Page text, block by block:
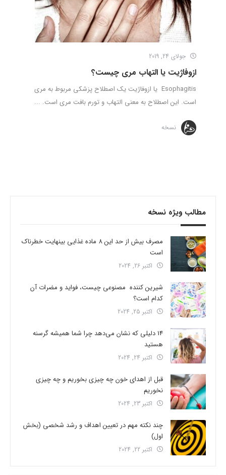
جولای 24, 2019
ازوفاژیت یا التهاب مری چیست؟
Esophagitis یا ازوفاژیت یک اصطلاح پزشکی مربوط به مری
است. این اصطلاح به معنی التهاب و تورم بافت مری است. ...
نسخه
مطالب ویژه نسخه
مصرف بیش از حد این 8 ماده غذایی بینهایت خطرناک
است
اکتبر 26, 2024
شیرین کننده مصنوعی چیست، فواید و مضرات آن
کدام است؟
اکتبر 25, 2024
14 دلیلی که نشان می‌دهد چرا شما همیشه گرسنه
هستید
اکتبر 24, 2024
قبل از اهدای خون چه چیزی بخوریم و چه چیزی
نخوریم
اکتبر 23, 2024
چند نکته مهم در تعیین اهداف و رشد شخصی (بخش
اول)
اکتبر 22, 2024